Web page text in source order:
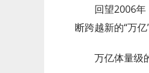
回望2006
断跨越新的“万亿
万亿体量级